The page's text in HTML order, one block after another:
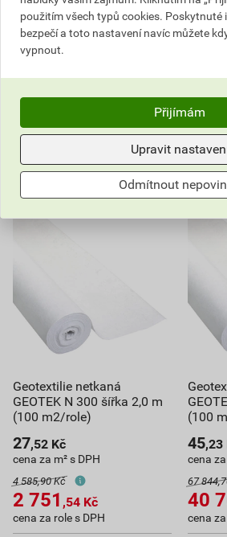
cena za role s DPH
Na poptávku
Dostupné jen v (26) prodejnách
role
2 860,44 Kč celkem s DPH
cena
Na
do
2
Geotextilie netkaná
GEOTEK N 300 šířka 2,0 m
(100 m2/role)
27,52 Kč
cena za m² s DPH
4 585,90 Kč
2 751 ,54 Kč
cena za role s DPH
(100
45,23
cena za
67
40
cena
použitím všech typů cookies. Poskytnuté
bezpečí a toto nastavení navíc můžete
vypnout.
Přijímám
Upravit
Odmítnout